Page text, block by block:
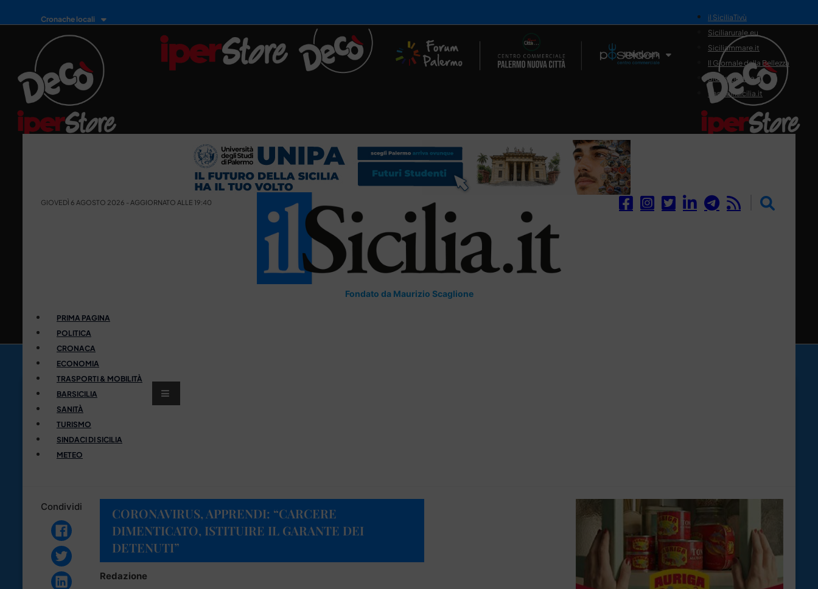
Cronache locali
Il Network
il SiciliaTivù
Siciliarurale.eu
Siciliammare.it
Il Giornale della Bellezza
Siciliamedica.it
Sanitainsicilia.it
GIOVEDÌ 6 AGOSTO 2026 - AGGIORNATO ALLE 19:40
Fondato da Maurizio Scaglione
PRIMA PAGINA
POLITICA
CRONACA
ECONOMIA
TRASPORTI & MOBILITÀ
BARSICILIA
SANITÀ
TURISMO
SINDACI DI SICILIA
METEO
Condividi
CORONAVIRUS, APPRENDI: “CARCERE
DIMENTICATO, ISTITUIRE IL GARANTE DEI
DETENUTI”
Redazione